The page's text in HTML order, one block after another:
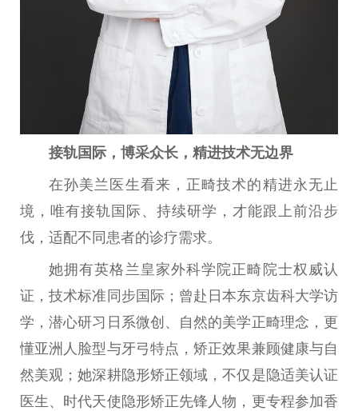
接轨国际，博采众长，精进技术无边界
在孙美兰医生看来，正畸技术的精进永无止
境，唯有接轨国际、持续研学，才能跟上前沿步
伐，适配不同患者的诊疗需求。
她拥有英格兰皇家外科学院正畸院士权威认
证，技术标准同步国际；曾赴日本东京齿科大学访
学，潜心研习 日系微创、自然的美学正畸理念，更
懂亚洲人脸型与牙弓特点，矫正效果兼顾健康与自
然美观；她深耕隐形矫正领域，不仅是隐适美认证
医生、时代天使隐形矫正先锋人物，更专程参加香